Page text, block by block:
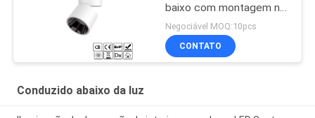
baixo com montagem na
superfície Para uso
doméstico no shopping
Negociável MOQ:10pcs
CONTATO
Conduzido abaixo da luz